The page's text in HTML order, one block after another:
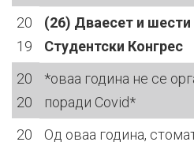
20
19
(26) Дваесет и
Студентски Конгрес
20
20
*оваа година не се
поради Covid*
20
Од оваа година,